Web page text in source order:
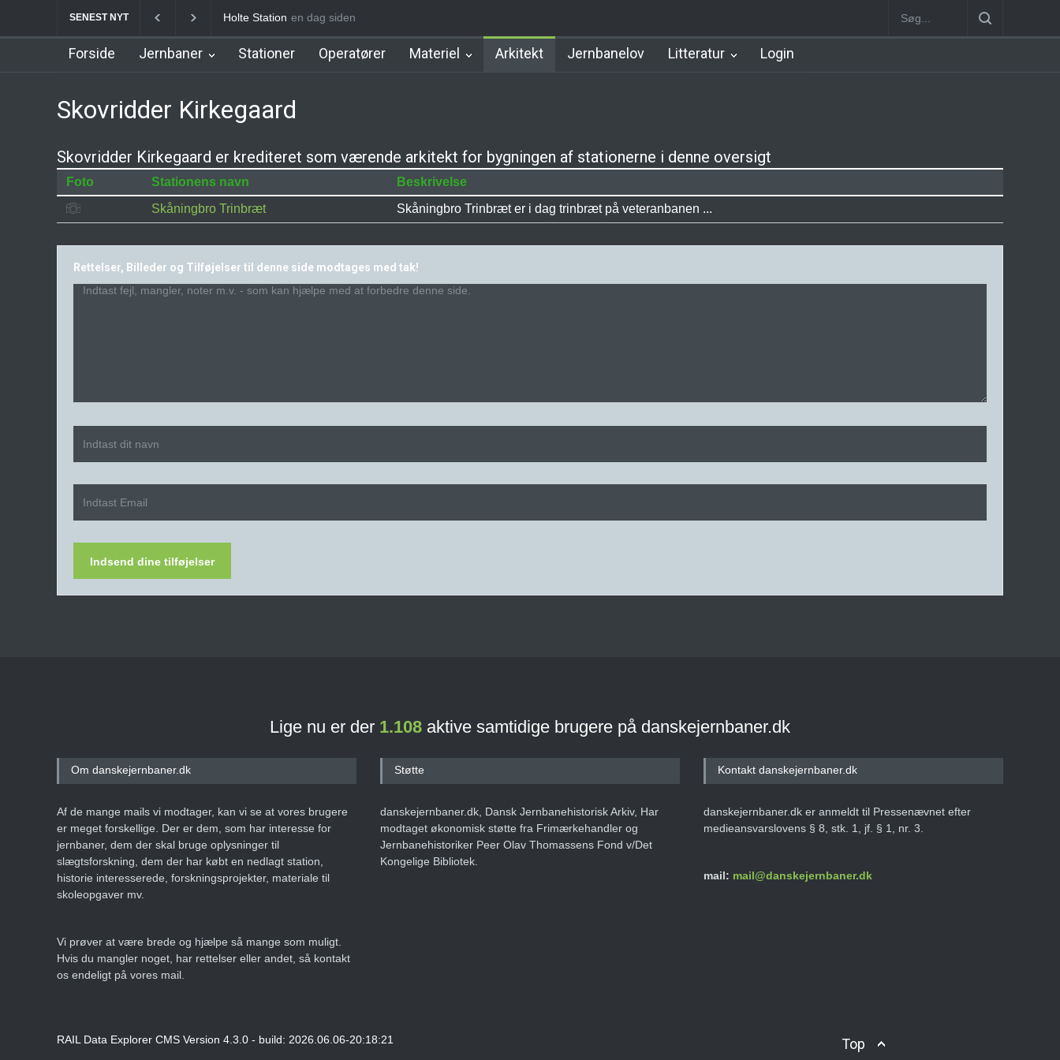
SENEST NYT Holte Station Birkerød Station København Syd Station Nørrebro B Station
en dag siden
Forside Jernbaner Stationer Operatører Materiel Arkitekt Jernbanelov Litteratur Login
Skovridder Kirkegaard
Skovridder Kirkegaard er krediteret som værende arkitekt for bygningen af stationerne i denne oversigt
Foto Stationens navn
Beskrivelse
Skåningbro Trinbræt
Skåningbro Trinbræt er i dag trinbræt på veteranbanen ...
Rettelser, Billeder og Tilføjelser til denne side modtages med tak!
Indsend dine tilføjelser
Lige nu er der 1.108 aktive samtidige brugere på danskejernbaner.dk
Om danskejernbaner.dk
Af de mange mails vi modtager, kan vi se at vores brugere
er meget forskellige. Der er dem, som har interesse for
jernbaner, dem der skal bruge oplysninger til
slægtsforskning, dem der har købt en nedlagt station,
historie interesserede, forskningsprojekter, materiale til
skoleopgaver mv.
Vi prøver at være brede og hjælpe så mange som muligt.
Hvis du mangler noget, har rettelser eller andet, så kontakt
os endeligt på vores mail.
Støtte
danskejernbaner.dk, Dansk Jernbanehistorisk Arkiv, Har
modtaget økonomisk støtte fra Frimærkehandler og
Jernbanehistoriker Peer Olav Thomassens Fond v/Det
Kongelige Bibliotek.
Kontakt danskejernbaner.dk
danskejernbaner.dk er anmeldt til Pressenævnet efter
medieansvarslovens § 8, stk. 1, jf. § 1, nr. 3.
mail: mail@danskejernbaner.dk
RAIL Data Explorer CMS Version 4.3.0 - build: 2026.06.06-20:18:21 Top